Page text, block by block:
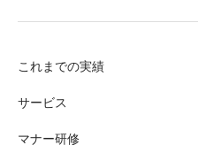
これまでの実績
サービス
マナー研修